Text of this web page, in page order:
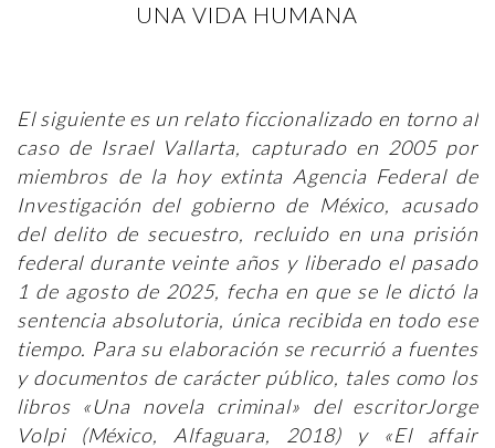
UNA VIDA HUMANA
El siguiente es un relato ficcionalizado en torno al
caso de Israel Vallarta, capturado en 2005 por
miembros de la hoy extinta Agencia Federal de
Investigación del gobierno de México, acusado
del delito de secuestro, recluido en una prisión
federal durante veinte años y liberado el pasado
1 de agosto de 2025, fecha en que se le dictó la
sentencia absolutoria, única recibida en todo ese
tiempo. Para su elaboración se recurrió a fuentes
y documentos de carácter público, tales como los
libros «Una novela criminal» del escritorJorge
Volpi​ (México, Alfaguara, 2018) y «El affair